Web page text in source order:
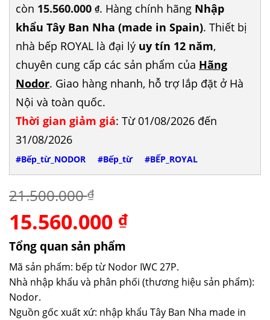
còn 15.560.000 ₫. Hàng chính hãng Nhập
khẩu Tây Ban Nha (made in Spain). Thiết bị
nhà bếp ROYAL là đại lý uy tín 12 năm,
chuyên cung cấp các sản phẩm của Hãng
Nodor. Giao hàng nhanh, hỗ trợ lắp đặt ở Hà
Nội và toàn quốc.
Thời gian giảm giá: Từ 01/08/2026 đến
31/08/2026
#Bếp_từ_NODOR #Bếp_từ #BẾP_ROYAL
21.500.000₫
Giá
gốc
là:
21.500.000 ₫.
15.560.000 ₫Giá
là:
15.560.000 ₫.
Tổng quan sản phẩm
Mã sản phẩm: bếp từ Nodor IWC 27P.
Nhà nhập khẩu và phân phối (thương hiệu sản phẩm):
Nodor.
Nguồn gốc xuất xứ: nhập khẩu Tây Ban Nha made in